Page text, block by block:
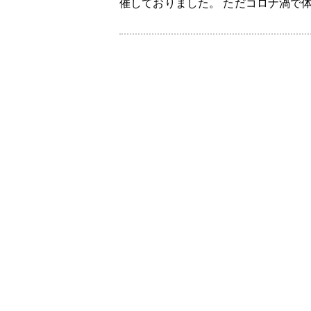
催しておりました。 ただコロナ渦で